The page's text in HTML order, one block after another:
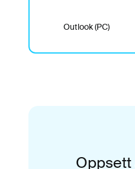
Outlook (PC)
Oppsett